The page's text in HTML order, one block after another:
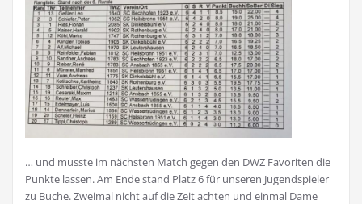
… und musste im nächsten Match gegen den DWZ Favoriten die
Punkte lassen. Am Ende stand Platz 6 für unseren Jugendspieler
zu Buche. Zweimal nicht auf die Zeit achten und einmal Dame